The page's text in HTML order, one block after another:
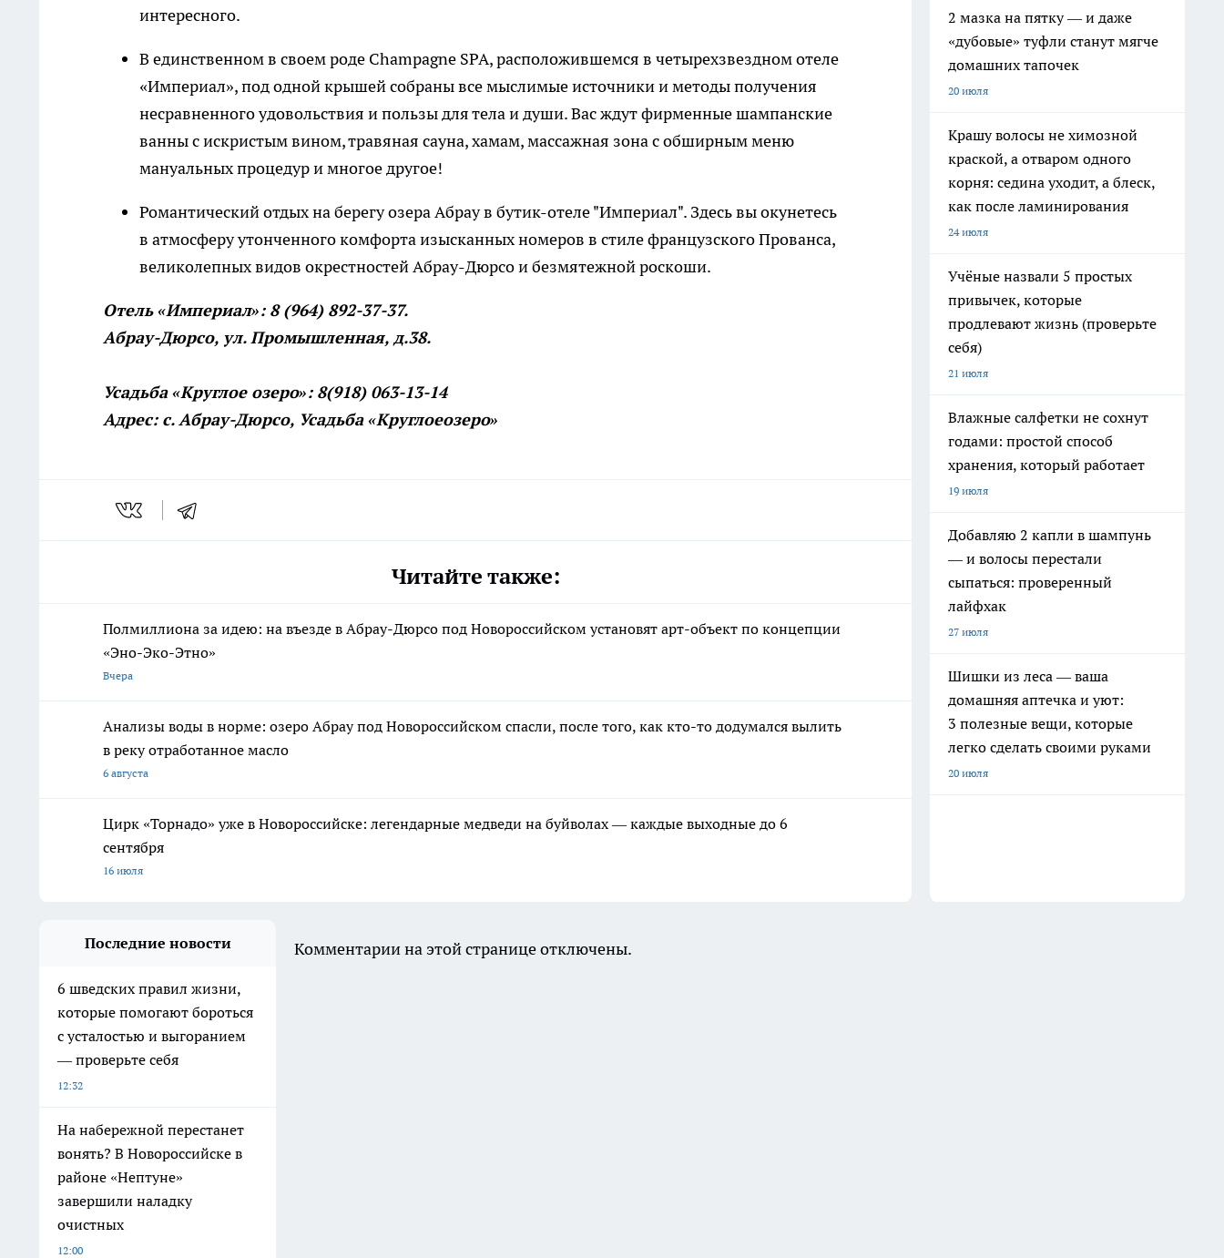
интересного.
В единственном в своем роде Champagne SPA, расположившемся в четырехзвездном отеле
«Империал», под одной крышей собраны все мыслимые источники и методы получения
несравненного удовольствия и пользы для тела и души. Вас ждут фирменные шампанские
ванны с искристым вином, травяная сауна, хамам, массажная зона с обширным меню
мануальных процедур и многое другое!
Романтический отдых на берегу озера Абрау в бутик-отеле "Империал". Здесь вы окунетесь
в атмосферу утонченного комфорта изысканных номеров в стиле французского Прованса,
великолепных видов окрестностей Абрау-Дюрсо и безмятежной роскоши.
Отель «Империал»: 8 (964) 892-37-37.
Абрау-Дюрсо, ул. Промышленная, д.38.
Усадьба «Круглое озеро»: 8(918) 063-13-14
Адрес: с. Абрау-Дюрсо, Усадьба «Круглоеозеро»
Читайте также:
Полмиллиона за идею: на въезде в Абрау-Дюрсо под Новороссийском установят арт-объект по концепции
«Эно-Эко-Этно»
Вчера
Анализы воды в норме: озеро Абрау под Новороссийском спасли, после того, как кто-то додумался вылить
в реку отработанное масло
6 августа
Цирк «Торнадо» уже в Новороссийске: легендарные медведи на буйволах — каждые выходные до 6
сентября
16 июля
2 мазка на пятку — и даже
«дубовые» туфли станут мягче
домашних тапочек
20 июля
Крашу волосы не химозной
краской, а отваром одного
корня: седина уходит, а блеск,
как после ламинирования
24 июля
Учёные назвали 5 простых
привычек, которые
продлевают жизнь (проверьте
себя)
21 июля
Влажные салфетки не сохнут
годами: простой способ
хранения, который работает
19 июля
Добавляю 2 капли в шампунь
— и волосы перестали
сыпаться: проверенный
лайфхак
27 июля
Шишки из леса — ваша
домашняя аптечка и уют:
3 полезные вещи, которые
легко сделать своими руками
20 июля
Последние новости
6 шведских правил жизни,
которые помогают бороться
с усталостью и выгоранием
— проверьте себя
12:32
На набережной перестанет
вонять? В Новороссийске в
районе «Нептуне»
завершили наладку
очистных
12:00
Комментарии на этой странице отключены.